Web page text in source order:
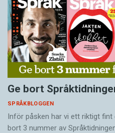
Ge bort
SPRÅKBLOGGEN
Inför påsken har vi ett riktigt
bort 3 nummer av